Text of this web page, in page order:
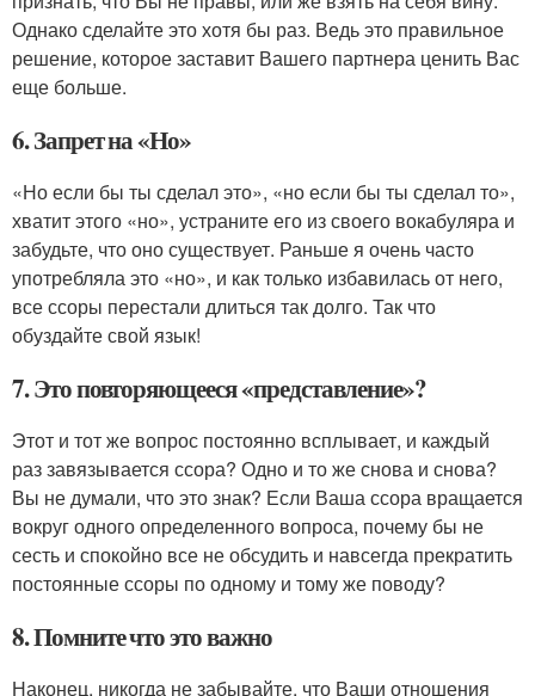
Однако сделайте это хотя бы раз. Ведь это правильное
решение, которое заставит Вашего партнера ценить Вас
еще больше.
6. Запрет на «Но»
«Но если бы ты сделал это», «но если бы ты сделал то»,
хватит этого «но», устраните его из своего вокабуляра и
забудьте, что оно существует. Раньше я очень часто
употребляла это «но», и как только избавилась от него,
все ссоры перестали длиться так долго. Так что
обуздайте свой язык!
7. Это повторяющееся «представление»?
Этот и тот же вопрос постоянно всплывает, и каждый
раз завязывается ссора? Одно и то же снова и снова?
Вы не думали, что это знак? Если Ваша ссора вращается
вокруг одного определенного вопроса, почему бы не
сесть и спокойно все не обсудить и навсегда прекратить
постоянные ссоры по одному и тому же поводу?
8. Помните что это важно
Наконец, никогда не забывайте, что Ваши отношения